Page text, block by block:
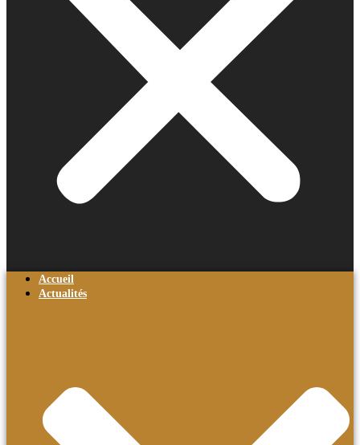
Accueil
Actualités